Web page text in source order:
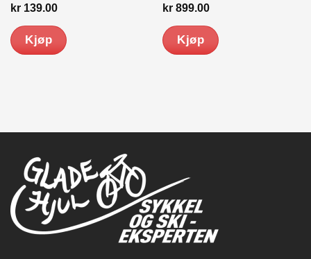
kr139.00
Kjøp
kr899.00
Kjøp